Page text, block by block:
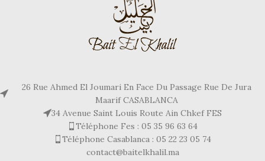
26 Rue Ahmed El Joumari En Face Du Passage Rue De Jura
Maarif CASABLANCA
34 Avenue Saint Louis Route Ain Chkef FES
Téléphone Fes : 05 35 96 63 64
Téléphone Casablanca : 05 22 23 05 74
contact@baitelkhalil.ma